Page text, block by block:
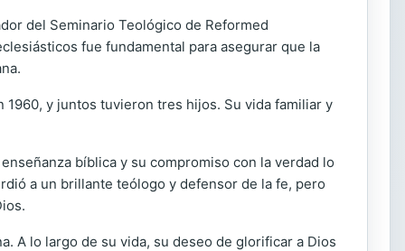
del Seminario Teológico de Reformed
fue fundamental para asegurar que la
1960, y juntos tuvieron tres hijos. Su vida familiar y
bíblica y su compromiso con la verdad lo
a un brillante teólogo y defensor de la fe, pero
A lo largo de su vida, su deseo de glorificar a Dios